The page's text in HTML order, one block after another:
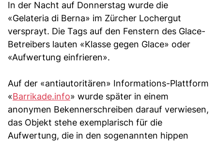
In der Nacht auf Donnerstag wurde die
«Gelateria di Berna» im Zürcher Lochergut
versprayt. Die Tags auf den Fenstern des Glace-
Betreibers lauten «Klasse gegen Glace» oder
«Aufwertung einfrieren».
Auf der «antiautoritären» Informations-Plattform
«Barrikade.info» wurde später in einem
anonymen Bekennerschreiben darauf verwiesen,
das Objekt stehe exemplarisch für die
Aufwertung, die in den sogenannten hippen